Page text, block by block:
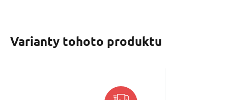
Varianty tohoto produktu
2404072